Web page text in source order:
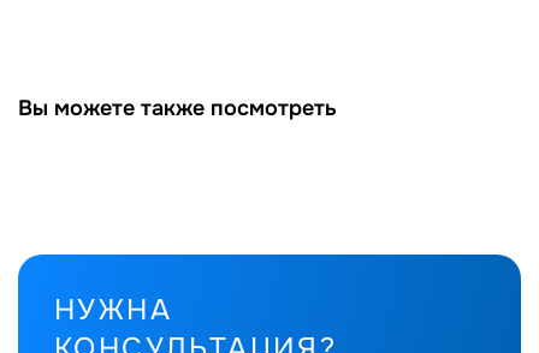
Вы можете также посмотреть
НУЖНА